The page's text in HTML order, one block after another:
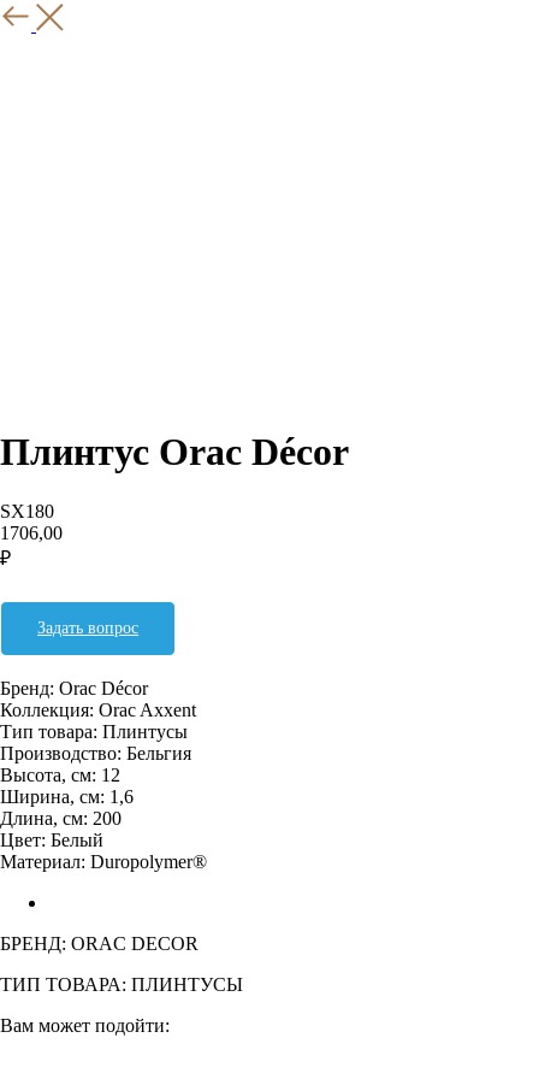
Назад
Плинтус Orac Décor
SX180
1706,00
₽
Задать вопрос
Бренд: Orac Décor
Коллекция: Orac Axxent
Тип товара: Плинтусы
Производство: Бельгия
Высота, см: 12
Ширина, см: 1,6
Длина, см: 200
Цвет: Белый
Материал: Duropolymer®
БРЕНД: ORAC DECOR
ТИП ТОВАРА: ПЛИНТУСЫ
Вам может подойти: